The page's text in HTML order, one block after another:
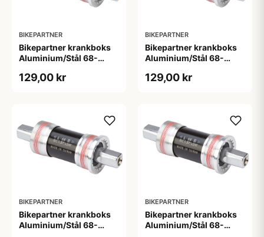
BIKEPARTNER
Bikepartner krankboks
Aluminium/Stål 68-
129,00 kr
BIKEPARTNER
Bikepartner krankboks
Aluminium/Stål 68-
129,00 kr
BIKEPARTNER
Bikepartner krankboks
Aluminium/Stål 68-
BIKEPARTNER
Bikepartner krankboks
Aluminium/Stål 68-